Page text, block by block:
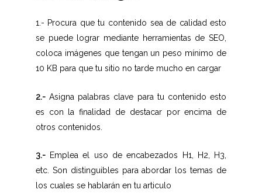
1.- Procura que tu contenido sea de calidad esto
se puede lograr mediante herramientas de SEO,
coloca imágenes que tengan un peso mínimo de
10 KB para que tu sitio no tarde mucho en cargar
2.-Asigna palabras clave para tu contenido esto
es con la finalidad de destacar por encima de
otros contenidos.
3.-Emplea el uso de encabezados H1, H2, H3,
etc. Son distinguibles para abordar los temas de
los cuales se hablarán en tu articulo